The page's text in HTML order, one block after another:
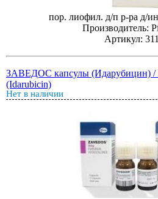
пор. лиофил. д/п р-ра д/
Производитель:
Артикул:
ЗАВЕДОС капсулы (Идарубицин) /
(Idarubicin)
Нет в наличии